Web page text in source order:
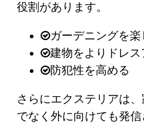
役割があります。
ガーデニングを楽
建物をよりドレ
防犯性を高める
さらにエクステリアは
でなく外に向けても発